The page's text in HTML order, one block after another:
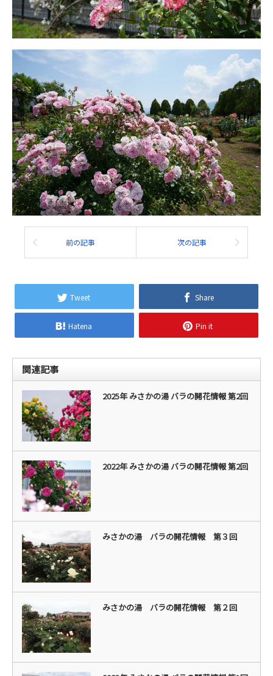
前の記事 次の記事
Tweet Share
Hatena Pin it
関連記事
2025年 みさかの湯 バラの開花情報 第2回
2022年 みさかの湯 バラの開花情報 第2回
みさかの湯 バラの開花情報 第３回
みさかの湯 バラの開花情報 第２回